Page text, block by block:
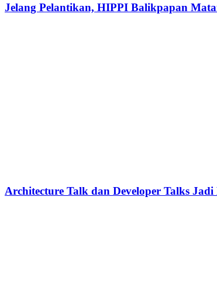
Jelang Pelantikan, HIPPI Balikpapan
Architecture Talk dan Developer Talks